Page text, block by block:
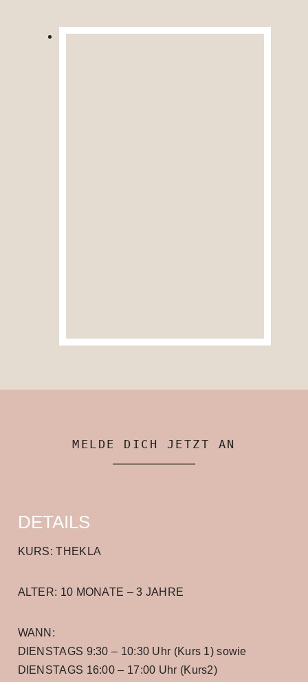
MELDE DICH JETZT AN
DETAILS
KURS: THEKLA
ALTER: 10 MONATE – 3 JAHRE
WANN:
DIENSTAGS 9:30 – 10:30 Uhr (Kurs 1) sowie
DIENSTAGS 16:00 – 17:00 Uhr (Kurs2)